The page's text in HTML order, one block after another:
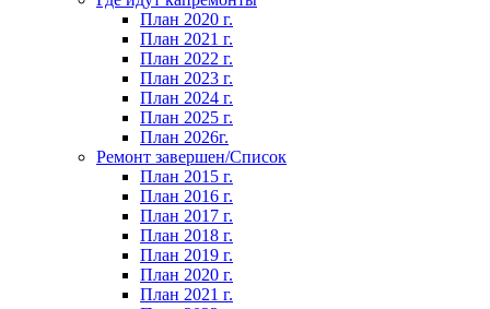
План 2020 г.
План 2021 г.
План 2022 г.
План 2023 г.
План 2024 г.
План 2025 г.
План 2026г.
Ремонт завершен/Список
План 2015 г.
План 2016 г.
План 2017 г.
План 2018 г.
План 2019 г.
План 2020 г.
План 2021 г.